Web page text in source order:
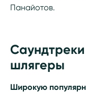
Панайотов.
шлягеры
Широкую